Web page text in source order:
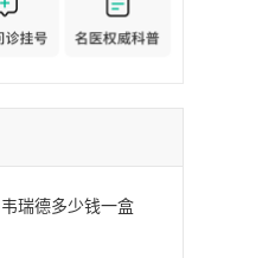
韦瑞德多少钱一盒